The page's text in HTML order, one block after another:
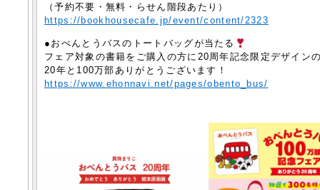
（予約不要・無料・らせん階段あたり）
https://bookhousecafe.jp/event/content/2323
●おべんとうバスのトートバッグが当たる
フェア対象の書籍をご購入の方に20周年記念限定デザイン
20年と100万部ありがとうございます！
https://www.ehonnavi.net/pages/obento_bus/